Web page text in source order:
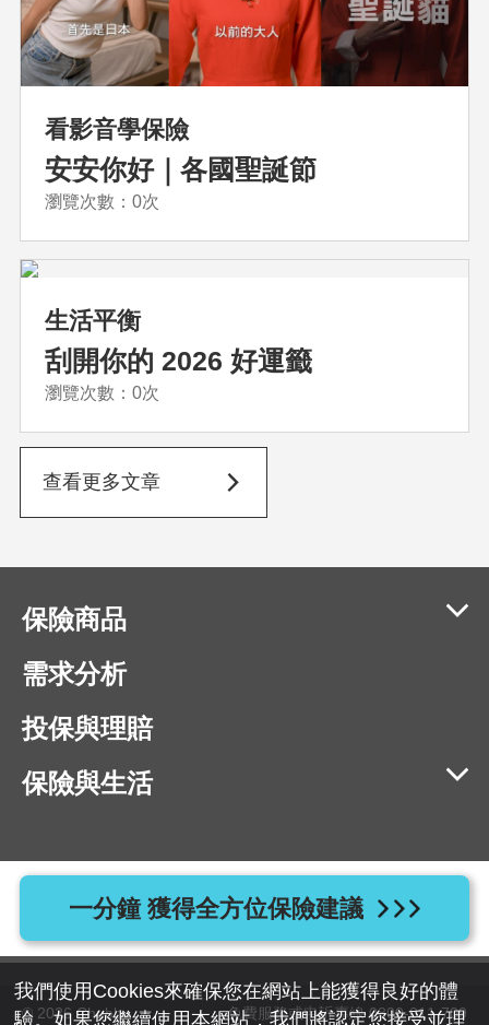
看影音學保險
安安你好｜各國聖誕節
瀏覽次數：0次
生活平衡
刮開你的 2026 好運籤
瀏覽次數：0次
查看更多文章
保險商品
需求分析
投保與理賠
保險與生活
Opera 20 以上版本
地址：110055 台北市信義區忠孝東路四段525號7樓
© 2026 Chubb 免費服務或申訴專線 0800-011-709
一分鐘 獲得全方位保險建議
我們使用Cookies來確保您在網站上能獲得良好的體
驗。如果您繼續使用本網站，我們將認定您接受並理